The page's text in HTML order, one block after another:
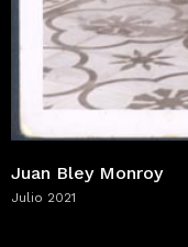
Juan Bley Monroy
Julio 2021